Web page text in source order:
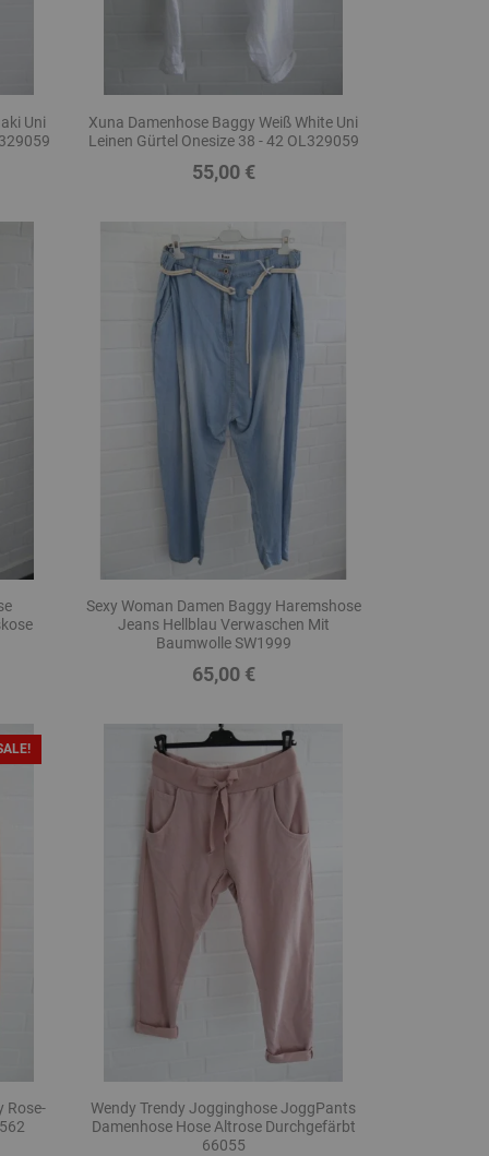
Uni
Xuna Damenhose Baggy Weiß White Uni
Leinen Gürtel Onesize 38 - 42 OL329059
Preis
55,00 €
Sexy Woman Damen Baggy Haremshose
Jeans Hellblau Verwaschen Mit
Baumwolle SW1999
Preis
65,00 €
Rose-
Wendy Trendy Jogginghose JoggPants
Damenhose Hose Altrose Durchgefärbt
66055